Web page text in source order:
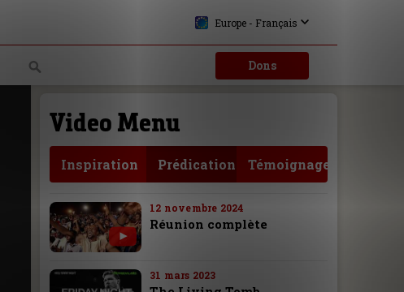
Dons
Europe - Français
Video Menu
Inspiration Prédication Témoignage
12 novembre 2024
Réunion complète
31 mars 2023